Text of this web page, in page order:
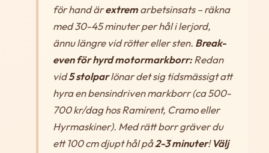
för hand ärextremarbetsinsats – räkna
med 30-45 minuter per hål i lerjord,
ännu längre vid rötter eller sten. Break-
even för hyrd motormarkborr:Redan
vid5 stolparlönar det sig tidsmässigt att
hyra en bensindriven markborr (ca 500-
700 kr/dag hos Ramirent, Cramo eller
Hyrmaskiner). Med rätt borr gräver du
ett 100 cm djupt hål på2-3 minuter!Välj